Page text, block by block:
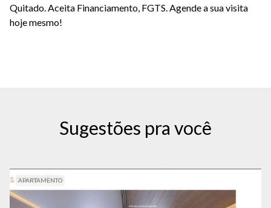
Quitado. Aceita Financiamento, FGTS. Agende a sua visita
hoje mesmo!
Sugestões pra você
APARTAMENTO